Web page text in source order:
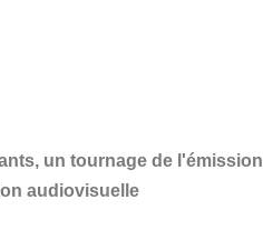
un tournage de l'émission
audiovisuelle